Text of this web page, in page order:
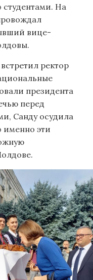
студентами. На
вице-
ректор
президента
перед
Санду осудила
именно эти